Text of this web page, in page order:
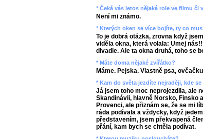
* Čeká vás letos nějaká role ve filmu či
Není mi známo.
* Kterých oken se více bojíte, ty co
To je dobrá otázka, zrovna když
viděla okna, která volala: Umej
divadle. Ale ta okna druhá, toho se
* Máte doma nějaké zvířátko?
Máme. Pejska. Vlastně psa,
* Kam do světa jezdíte nejraději, kde
Já jsem toho moc neprojezdila, ale
Skandinávii, hlavně Norsko, Finsko
Provenci, ale přiznám se, že se mi
ráda podívala a vždycky, když
představením, jsem překvapená
přání, kam bych se chtěla podívat.